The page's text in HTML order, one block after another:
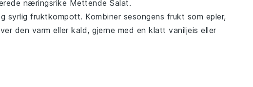
næringsrike Mettende Salat.
syrlig fruktkompott. Kombiner sesongens frukt som epler,
den varm eller kald, gjerne med en klatt vaniljeis eller